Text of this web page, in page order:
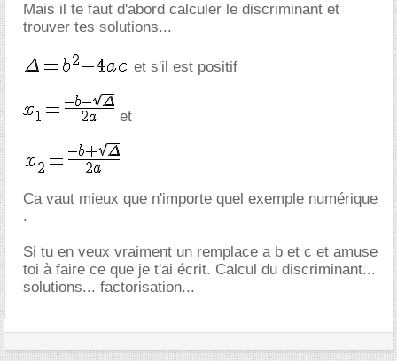
Mais il te faut d'abord calculer le discriminant et
trouver tes solutions...
et s'il est positif
et
Ca vaut mieux que n'importe quel exemple numérique
.
Si tu en veux vraiment un remplace a b et c et amuse
toi à faire ce que je t'ai écrit. Calcul du discriminant...
solutions... factorisation...